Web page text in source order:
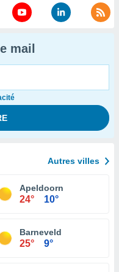
mail
Autres villes
Apeldoorn
24° 10°
Barneveld
25° 9°